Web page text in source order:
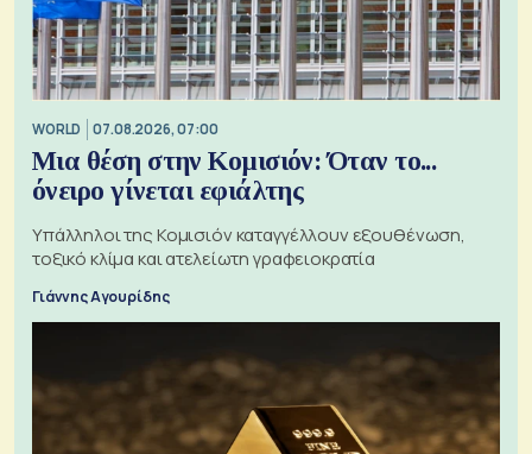
WORLD 07.08.2026, 07:00
Μια θέση στην Κομισιόν: Όταν το...
όνειρο γίνεται εφιάλτης
Υπάλληλοι της Κομισιόν καταγγέλλουν εξουθένωση,
τοξικό κλίμα και ατελείωτη γραφειοκρατία
Γιάννης Αγουρίδης